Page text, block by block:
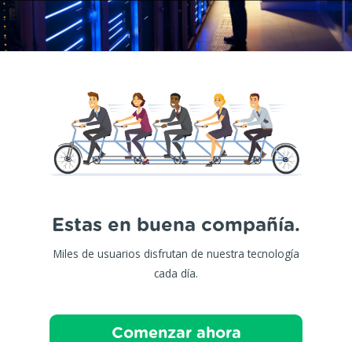
Estas en buena compañía.
Miles de usuarios disfrutan de nuestra tecnología
cada día.
Comenzar ahora